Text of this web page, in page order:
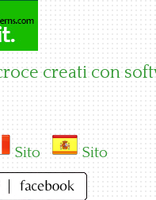
creati con
Sito Sito